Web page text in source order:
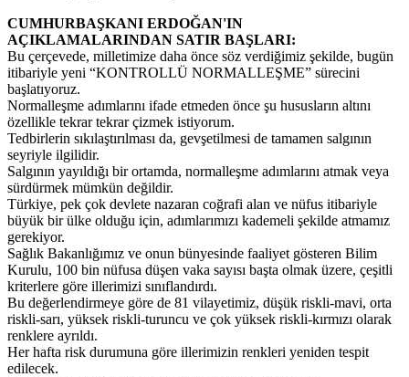
CUMHURBAŞKANI ERDOĞAN'IN
AÇIKLAMALARINDAN SATIR BAŞLARI:
Bu çerçevede, milletimize daha önce söz verdiğimiz şekilde, bugün
itibariyle yeni “KONTROLLÜ NORMALLEŞME” sürecini
başlatıyoruz.
Normalleşme adımlarını ifade etmeden önce şu hususların altını
özellikle tekrar tekrar çizmek istiyorum.
Tedbirlerin sıkılaştırılması da, gevşetilmesi de tamamen salgının
seyriyle ilgilidir.
Salgının yayıldığı bir ortamda, normalleşme adımlarını atmak veya
sürdürmek mümkün değildir.
Türkiye, pek çok devlete nazaran coğrafi alan ve nüfus itibariyle
büyük bir ülke olduğu için, adımlarımızı kademeli şekilde atmamız
gerekiyor.
Sağlık Bakanlığımız ve onun bünyesinde faaliyet gösteren Bilim
Kurulu, 100 bin nüfusa düşen vaka sayısı başta olmak üzere, çeşitli
kriterlere göre illerimizi sınıflandırdı.
Bu değerlendirmeye göre de 81 vilayetimiz, düşük riskli-mavi, orta
riskli-sarı, yüksek riskli-turuncu ve çok yüksek riskli-kırmızı olarak
renklere ayrıldı.
Her hafta risk durumuna göre illerimizin renkleri yeniden tespit
edilecek.